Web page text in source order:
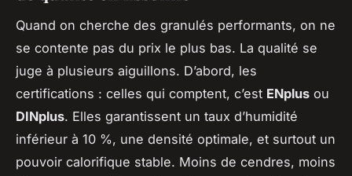
Quand on cherche des granulés performants, on ne
se contente pas du prix le plus bas. La qualité se
juge à plusieurs aiguillons. D’abord, les
certifications : celles qui comptent, c’est ENplus ou
DINplus. Elles garantissent un taux d’humidité
inférieur à 10 %, une densité optimale, et surtout un
pouvoir calorifique stable. Moins de cendres, moins